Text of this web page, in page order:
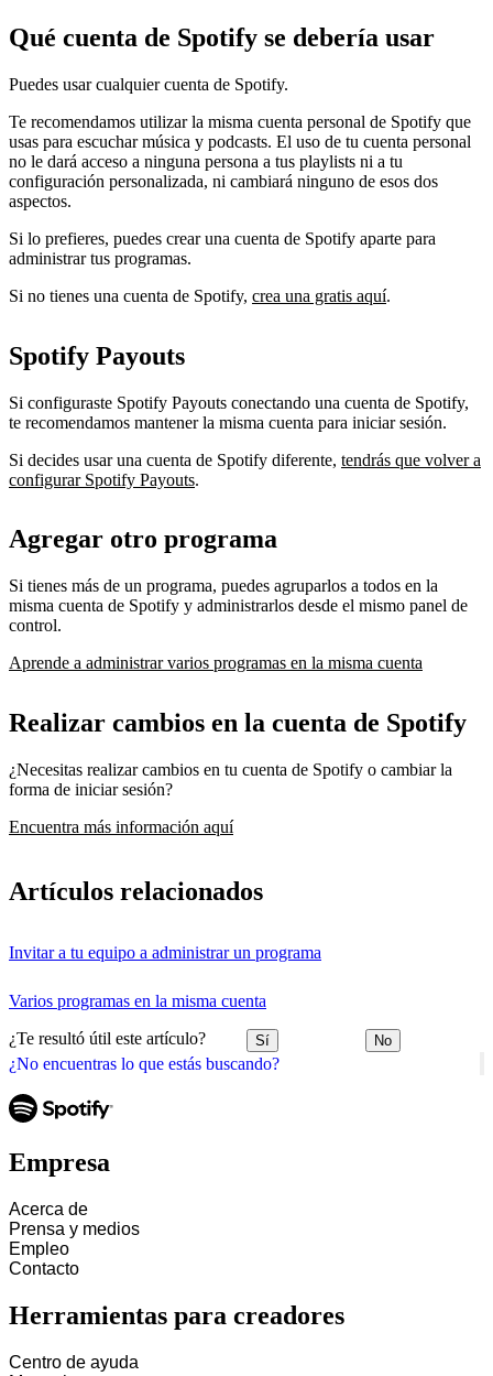
¿No encuentras lo que estás buscando?
Qué cuenta de Spotify se debería usar
Puedes usar cualquier cuenta de Spotify.
Te recomendamos utilizar la misma cuenta personal de Spotify que
usas para escuchar música y podcasts. El uso de tu cuenta personal
no le dará acceso a ninguna persona a tus playlists ni a tu
configuración personalizada, ni cambiará ninguno de esos dos
aspectos.
Si lo prefieres, puedes crear una cuenta de Spotify aparte para
administrar tus programas.
Si no tienes una cuenta de Spotify, crea una gratis aquí.
Spotify Payouts
Si configuraste Spotify Payouts conectando una cuenta de Spotify,
te recomendamos mantener la misma cuenta para iniciar sesión.
Si decides usar una cuenta de Spotify diferente, tendrás que volver a
configurar Spotify Payouts.
Agregar otro programa
Si tienes más de un programa, puedes agruparlos a todos en la
misma cuenta de Spotify y administrarlos desde el mismo panel de
control.
Aprende a administrar varios programas en la misma cuenta
Realizar cambios en la cuenta de Spotify
¿Necesitas realizar cambios en tu cuenta de Spotify o cambiar la
forma de iniciar sesión?
Encuentra más información aquí
Artículos relacionados
Invitar a tu equipo a administrar un programa
Varios programas en la misma cuenta
¿Te resultó útil este artículo? Sí No
Empresa
Acerca de
Prensa y medios
Empleo
Contacto
Herramientas para creadores
Centro de ayuda